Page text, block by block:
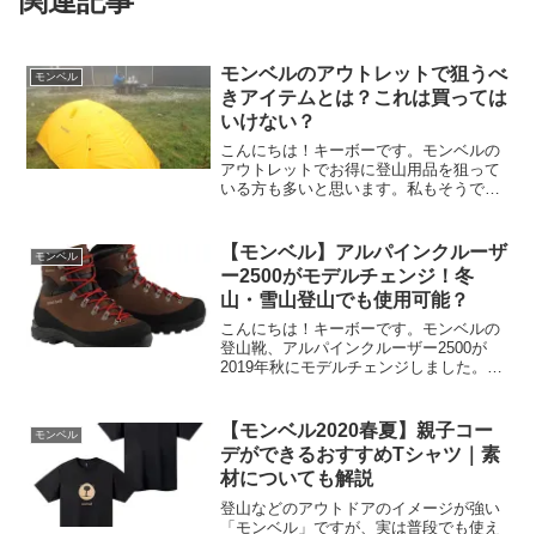
モンベル
モンベルのアウトレットで狙うべ
きアイテムとは？これは買っては
いけない？
こんにちは！キーボーです。モンベルの
アウトレットでお得に登山用品を狙って
いる方も多いと思います。私もそうです
ね・・・本当に問題ない？w今回はモン
ベルのアウトレットで狙い...
モンベル
【モンベル】アルパインクルーザ
ー2500がモデルチェンジ！冬
山・雪山登山でも使用可能？
こんにちは！キーボーです。モンベルの
登山靴、アルパインクルーザー2500が
2019年秋にモデルチェンジしました。ア
では、新しくなったモンベルのアルパイ
ンクルーザー250...
モンベル
【モンベル2020春夏】親子コー
デができるおすすめTシャツ｜素
材についても解説
登山などのアウトドアのイメージが強い
「モンベル」ですが、実は普段でも使え